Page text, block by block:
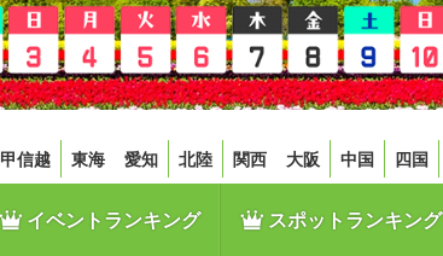
甲信越 東海 愛知 北陸 関西 大阪 中国 四国
イベントランキング スポットランキング